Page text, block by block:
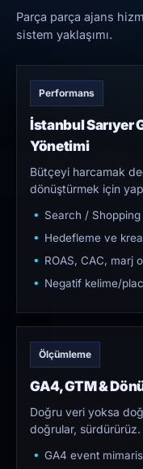
Parça parça ajans
sistem yaklaşımı.
Performans
İstanbul Sarıyer
Yönetimi
Bütçeyi harcamak
dönüştürmek için
Search /
Hedefleme ve
ROAS, CAC, marj
Negatif kelime/
Ölçümleme
GA4, GTM &
Doğru veri yoksa
doğrular, sürdürürüz.
GA4 event